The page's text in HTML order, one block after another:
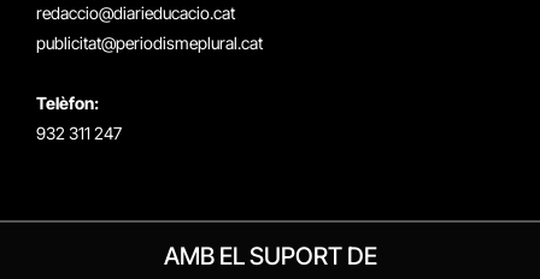
redaccio@diarieducacio.cat
publicitat@periodismeplural.cat
Telèfon:
932 311 247
AMB EL SUPORT DE